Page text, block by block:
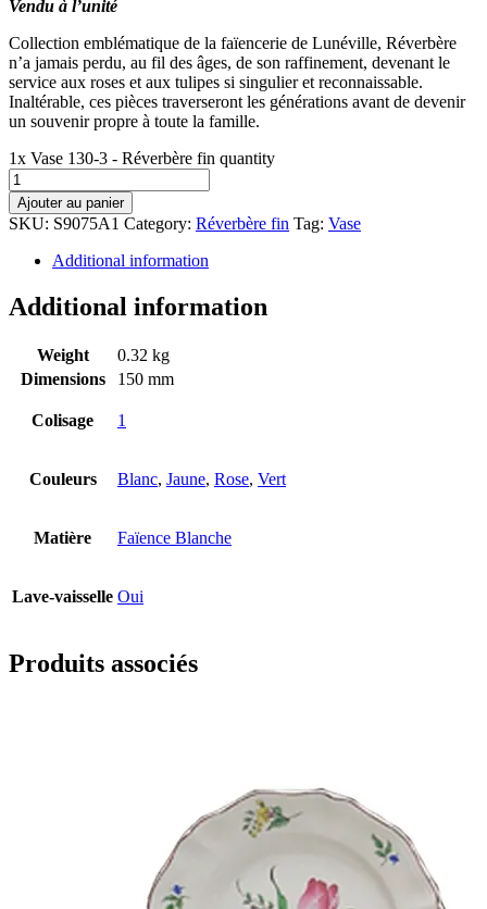
Vendu à l’unité
Collection emblématique de la faïencerie de Lunéville, Réverbère
n’a jamais perdu, au fil des âges, de son raffinement, devenant le
service aux roses et aux tulipes si singulier et reconnaissable.
Inaltérable, ces pièces traverseront les générations avant de devenir
un souvenir propre à toute la famille.
1x Vase 130-3 - Réverbère fin quantity
Ajouter au panier
SKU: S9075A1 Category: Réverbère fin Tag: Vase
Additional information
Additional information
Weight
0.32 kg
Dimensions
150 mm
Colisage 1
Couleurs Blanc, Jaune, Rose, Vert
Matière Faïence Blanche
Lave-vaisselle Oui
Produits associés